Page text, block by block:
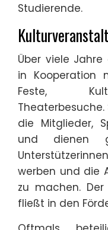
Studierende.
Über viele Jahre
in Kooperation
Feste,
Theaterbesuche.
die Mitglieder,
und dienen
werben und die
zu machen.
fließt in den